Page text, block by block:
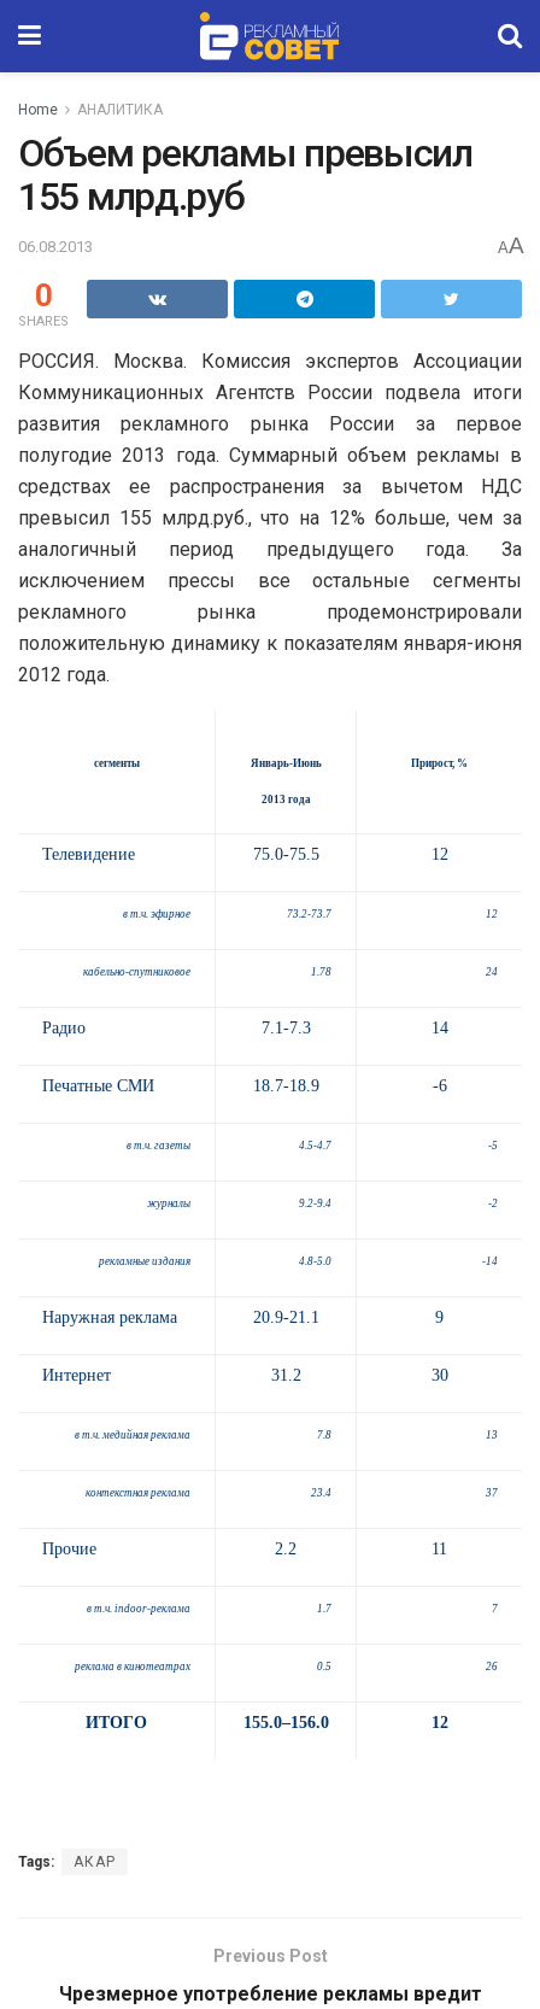
Home АНАЛИТИКА
Объем рекламы превысил
155 млрд.руб
06.08.2013 AA
0
SHARES
РОССИЯ. Москва. Комиссия экспертов Ассоциации
Коммуникационных Агентств России подвела итоги
развития рекламного рынка России за первое
полугодие 2013 года. Суммарный объем рекламы в
средствах ее распространения за вычетом НДС
превысил 155 млрд.руб., что на 12% больше, чем за
аналогичный период предыдущего года. За
исключением прессы все остальные сегменты
рекламного рынка продемонстрировали
положительную динамику к показателям января-июня
2012 года.
сегменты Январь-Июнь
2013года
Прирост, %
Телевидение 75.0-75.5 12
в т.ч. эфирное 73.2-73.7 12
кабельно-спутниковое 1.78 24
Радио 7.1-7.3 14
Печатные СМИ 18.7-18.9 -6
в т.ч. газеты 4.5-4.7 -5
журналы 9.2-9.4 -2
рекламные издания 4.8-5.0 -14
Наружная реклама 20.9-21.1 9
Интернет 31.2 30
в т.ч. медийная реклама 7.8 13
контекстная реклама 23.4 37
Прочие 2.2 11
в т.ч. indoor-реклама 1.7 7
реклама в кинотеатрах 0.5 26
ИТОГО 155.0–156.0 12
Tags: АКАР
Previous Post
Чрезмерное употребление рекламы вредит